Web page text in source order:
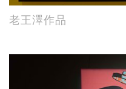
老王澤作品